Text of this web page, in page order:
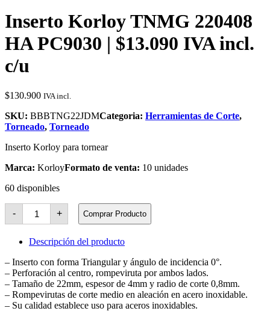
Inserto Korloy TNMG 220408
HA PC9030 | $13.090 IVA incl.
c/u
$130.900 IVA incl.
SKU: BBBTNG22JDMCategoria: Herramientas de Corte,
Torneado, Torneado
Inserto Korloy para tornear
Marca: KorloyFormato de venta: 10 unidades
60 disponibles
-
Inserto
Korloy
TNMG
220408
HA
cantidad
+ Comprar Producto
Descripción del producto
– Inserto con forma Triangular y ángulo de incidencia 0°.
– Perforación al centro, rompeviruta por ambos lados.
– Tamaño de 22mm, espesor de 4mm y radio de corte 0,8mm.
– Rompevirutas de corte medio en aleación en acero inoxidable.
– Su calidad establece uso para aceros inoxidables.